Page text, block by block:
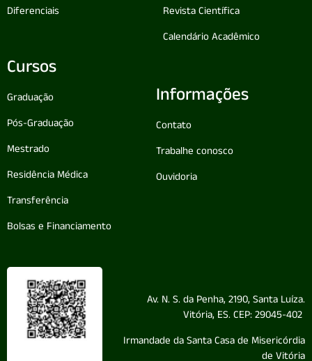
Diferenciais
Revista Científica
Calendário Acadêmico
Cursos
Graduação
Pós-Graduação
Mestrado
Residência Médica
Transferência
Bolsas e Financiamento
Informações
Contato
Trabalhe conosco
Ouvidoria
Av. N. S. da Penha, 2190, Santa Luíza.
Vitória, ES. CEP: 29045-402
Irmandade da Santa Casa de Misericórdia
de Vitória